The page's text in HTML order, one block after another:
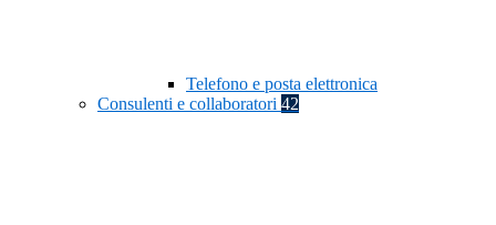
Telefono e posta elettronica
Consulenti e collaboratori 42